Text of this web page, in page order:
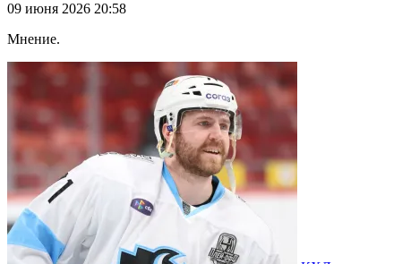
09 июня 2026 20:58
Мнение.